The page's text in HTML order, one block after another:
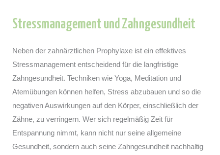
Stressmanagement und Zahngesundheit
Neben der zahnärztlichen Prophylaxe ist ein effektives
Stressmanagement entscheidend für die langfristige
Zahngesundheit. Techniken wie Yoga, Meditation und
Atemübungen können helfen, Stress abzubauen und so die
negativen Auswirkungen auf den Körper, einschließlich der
Zähne, zu verringern. Wer sich regelmäßig Zeit für
Entspannung nimmt, kann nicht nur seine allgemeine
Gesundheit, sondern auch seine Zahngesundheit nachhaltig